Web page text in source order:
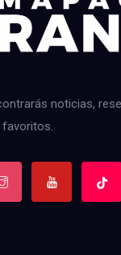
noticias,
favoritos.